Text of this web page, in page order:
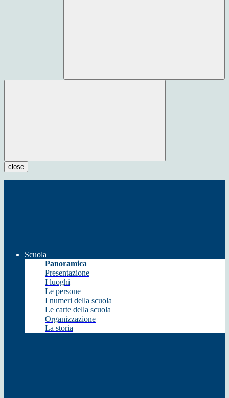
close
Scuola
Panoramica
Presentazione
I luoghi
Le persone
I numeri della scuola
Le carte della scuola
Organizzazione
La storia